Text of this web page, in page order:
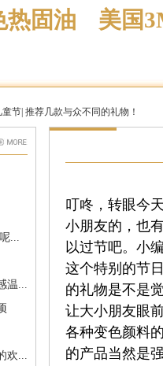
热固油
美国
节| 推荐几款与众不同的礼物！
...
温...
欢...
叮咚，转眼今
小朋友的，也
以过节吧。小
这个特别的节
的礼物是不是
让大小朋友眼
各种变色颜料
的产品当然是